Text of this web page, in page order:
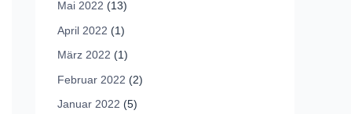
Mai 2022 (13)
April 2022 (1)
März 2022 (1)
Februar 2022 (2)
Januar 2022 (5)